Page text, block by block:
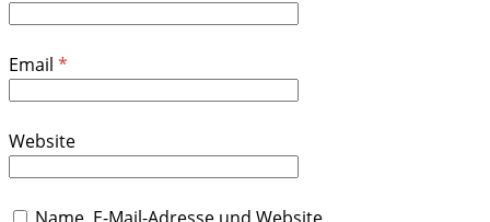
Email *
Website